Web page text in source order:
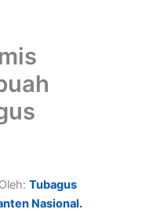
Tubagus
Nasional.